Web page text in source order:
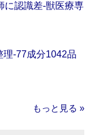
に認識差‐獣医療専
理‐77成分1042品
もっと見る »